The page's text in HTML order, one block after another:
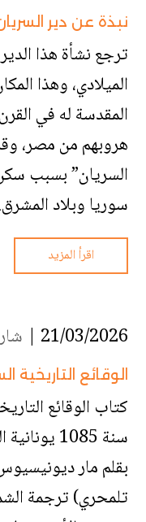
نبذة عن دير
ترجع نشأة هذا
الميلادي، وهذا
المقدسة له في
هروبهم من مصر،
السريان” بسبب
سوريا وبلاد
اقرأ المزيد
21/03/2026 |
الوقائع التاريخية
بقلم مار
تلمحري) ترجمة